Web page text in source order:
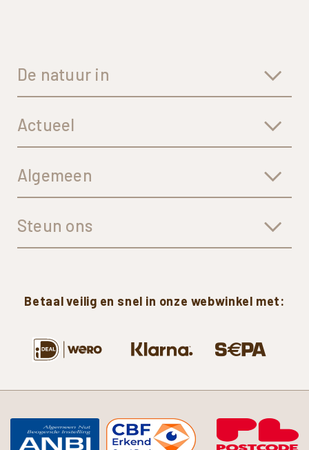
De natuur in
Actueel
Algemeen
Steun ons
Betaal veilig en snel in onze webwinkel met: